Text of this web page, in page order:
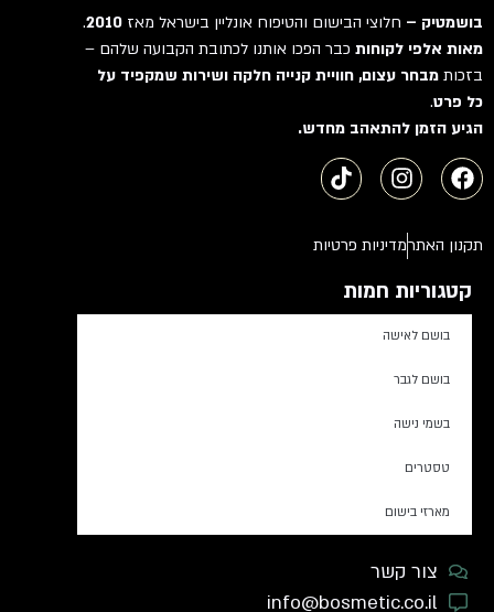
בושמטיק –חלוצי הבישום והטיפוח אונליין בישראל מאז2010
.
מאות אלפי לקוחותכבר הפכו אותנו לכתובת הקבועה שלהם –
בזכותמבחר עצום, חוויית קנייה חלקה ושירות שמקפיד על
כל פרט.
הגיע הזמן להתאהב מחדש.
תקנון האתרמדיניות פרטיות
קטגוריות חמות
בושם לאישה
בושם לגבר
בשמי נישה
טסטרים
מארזי בישום
צור קשר
info@bosmetic.co.il